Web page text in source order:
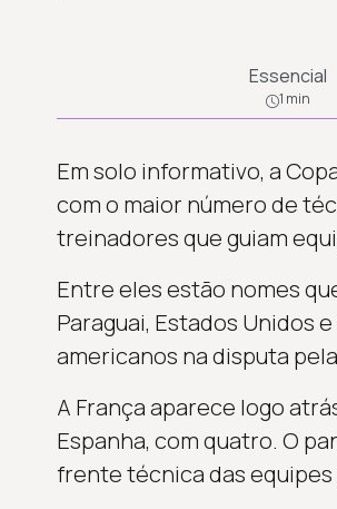
Essencial
1 min
Em solo informativo, a
com o maior número de
treinadores que guiam
Entre eles estão nomes
Paraguai, Estados Unidos
americanos na disputa
A França aparece logo
Espanha, com quatro. O
frente técnica das